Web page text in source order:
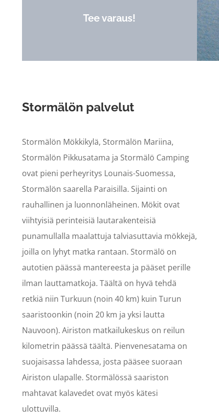
Tee varaus!
Stormälön palvelut
Stormälön Mökkikylä, Stormälön Mariina,
Stormälön Pikkusatama ja Stormälö Camping
ovat pieni perheyritys Lounais-Suomessa,
Stormälön saarella Paraisilla. Sijainti on
rauhallinen ja luonnonläheinen. Mökit ovat
viihtyisiä perinteisiä lautarakenteisiä
punamullalla maalattuja talviasuttavia mökkejä,
joilla on lyhyt matka rantaan. Stormälö on
autotien päässä mantereesta ja pääset perille
ilman lauttamatkoja. Täältä on hyvä tehdä
retkiä niin Turkuun (noin 40 km) kuin Turun
saaristoonkin (noin 20 km ja yksi lautta
Nauvoon). Airiston matkailukeskus on reilun
kilometrin päässä täältä. Pienvenesatama on
suojaisassa lahdessa, josta pääsee suoraan
Airiston ulapalle. Stormälössä saariston
mahtavat kalavedet ovat myös kätesi
ulottuvilla.